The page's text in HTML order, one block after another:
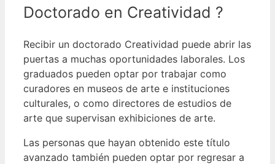
Doctorado en Creatividad ?
Recibir un doctorado Creatividad puede abrir las
puertas a muchas oportunidades laborales. Los
graduados pueden optar por trabajar como
curadores en museos de arte e instituciones
culturales, o como directores de estudios de
arte que supervisan exhibiciones de arte.
Las personas que hayan obtenido este título
avanzado también pueden optar por regresar a